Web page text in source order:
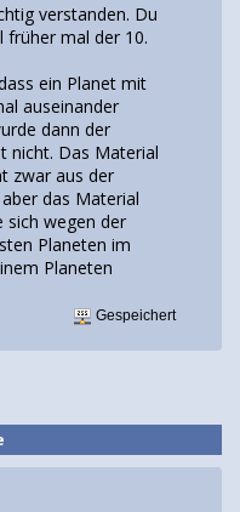
verstanden. Du
früher mal der 10.
ein Planet mit
auseinander
dann der
nicht. Das Material
zwar aus der
das Material
sich wegen der
Planeten im
Planeten
Gespeichert